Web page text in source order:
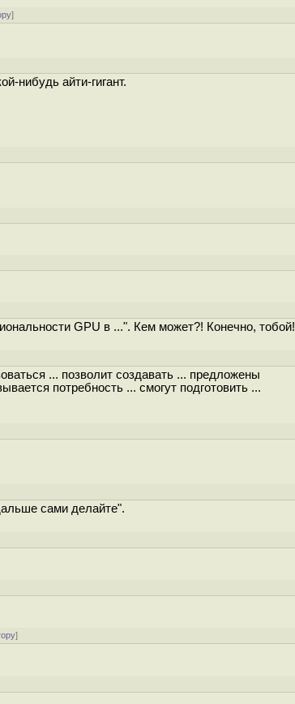
]
нибудь айти-гигант.
GPU в ...". Кем может?! Конечно, тобой!
... позволит создавать ... предложены
потребность ... смогут подготовить ...
сами делайте".
]